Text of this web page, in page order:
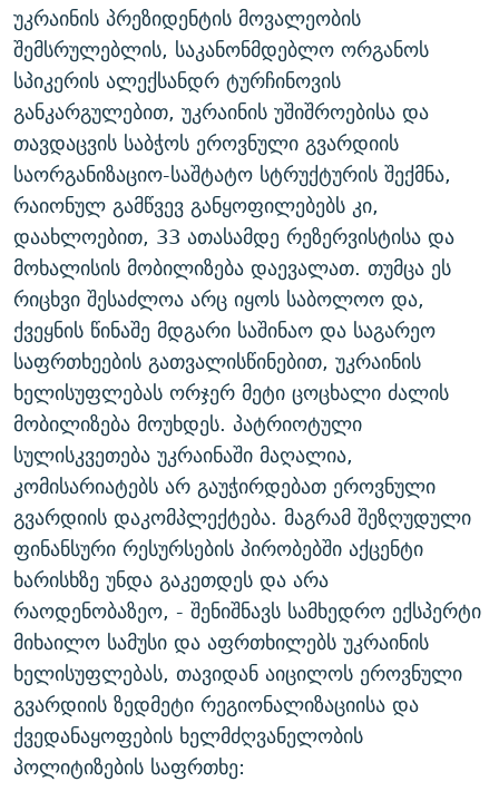
უკრაინის პრეზიდენტის მოვალეობის
შემსრულებლის, საკანონმდებლო ორგანოს
სპიკერის ალექსანდრ ტურჩინოვის
განკარგულებით, უკრაინის უშიშროებისა და
თავდაცვის საბჭოს ეროვნული გვარდიის
საორგანიზაციო-საშტატო სტრუქტურის შექმნა,
რაიონულ გამწვევ განყოფილებებს კი,
დაახლოებით, 33 ათასამდე რეზერვისტისა და
მოხალისის მობილიზება დაევალათ. თუმცა ეს
რიცხვი შესაძლოა არც იყოს საბოლოო და,
ქვეყნის წინაშე მდგარი საშინაო და საგარეო
საფრთხეების გათვალისწინებით, უკრაინის
ხელისუფლებას ორჯერ მეტი ცოცხალი ძალის
მობილიზება მოუხდეს. პატრიოტული
სულისკვეთება უკრაინაში მაღალია,
კომისარიატებს არ გაუჭირდებათ ეროვნული
გვარდიის დაკომპლექტება. მაგრამ შეზღუდული
ფინანსური რესურსების პირობებში აქცენტი
ხარისხზე უნდა გაკეთდეს და არა
რაოდენობაზეო, - შენიშნავს სამხედრო ექსპერტი
მიხაილო სამუსი და აფრთხილებს უკრაინის
ხელისუფლებას, თავიდან აიცილოს ეროვნული
გვარდიის ზედმეტი რეგიონალიზაციისა და
ქვედანაყოფების ხელმძღვანელობის
პოლიტიზების საფრთხე: